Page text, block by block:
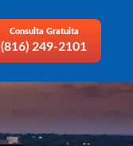
Consulta Gratuita
(816) 249-2101